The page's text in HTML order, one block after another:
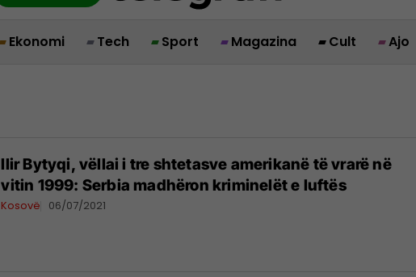
Ekonomi Tech Sport Magazina Cult Ajo
Ilir Bytyqi, vëllai i tre shtetasve amerikanë të vrarë në
vitin 1999: Serbia madhëron kriminelët e luftës
Kosovë 06/07/2021